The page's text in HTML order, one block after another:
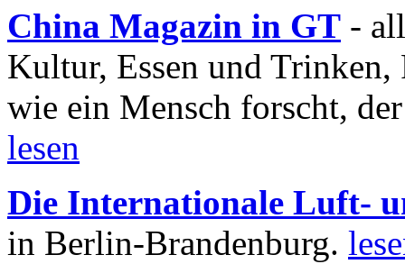
China Magazin in GT -
Kultur, Essen und
wie ein Mensch forscht,
lesen
Die Internationale Luft-
in Berlin-Brandenburg.